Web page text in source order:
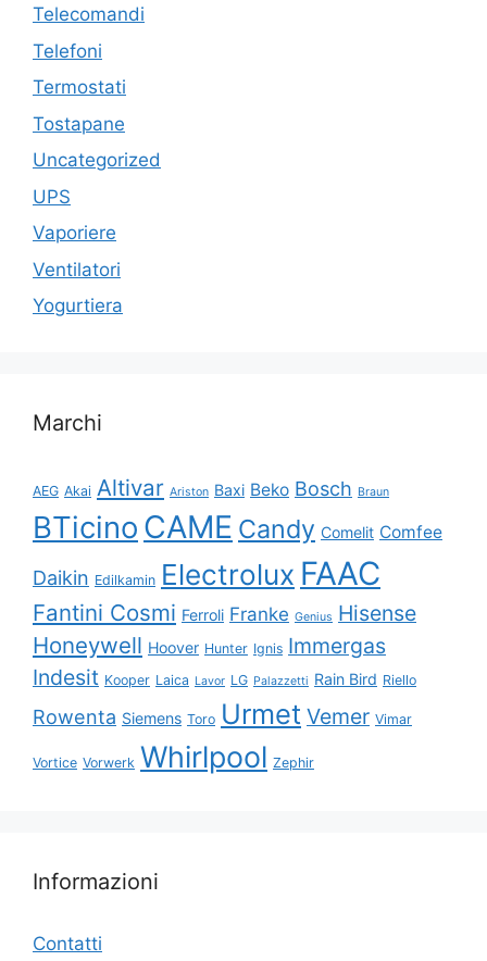
Telecomandi
Telefoni
Termostati
Tostapane
Uncategorized
UPS
Vaporiere
Ventilatori
Yogurtiera
Marchi
AEG Akai Altivar Ariston Baxi Beko Bosch Braun
BTicino CAME Candy Comelit Comfee
Daikin Edilkamin Electrolux FAAC
Fantini Cosmi Ferroli Franke Genius Hisense
Honeywell Hoover Hunter Ignis Immergas
Indesit Kooper Laica Lavor LG Palazzetti Rain Bird Riello
Rowenta Siemens Toro Urmet Vemer Vimar
Vortice Vorwerk Whirlpool Zephir
Informazioni
Contatti